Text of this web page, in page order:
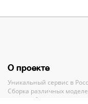
О проекте
Уникальный сервис в
Сборка различных
своих наборов, вишлист